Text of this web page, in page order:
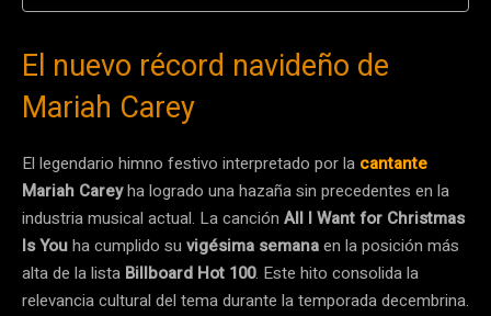
El nuevo récord navideño de
Mariah Carey
El legendario himno festivo interpretado por la cantante
Mariah Careyha logrado una hazaña sin precedentes en la
industria musical actual. La canción All I Want for Christmas
Is Youha cumplido su vigésima semanaen la posición más
alta de la lista Billboard Hot 100. Este hito consolida la
relevancia cultural del tema durante la temporada decembrina.